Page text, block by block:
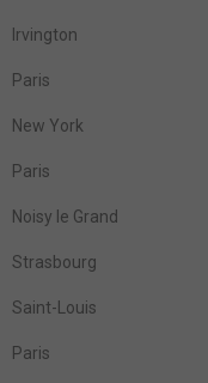
Irvington
Paris
New York
Paris
Noisy le Grand
Strasbourg
Saint-Louis
Paris